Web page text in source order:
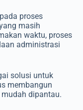
proses
masih
waktu, proses
administrasi
solusi untuk
membangun
dipantau.